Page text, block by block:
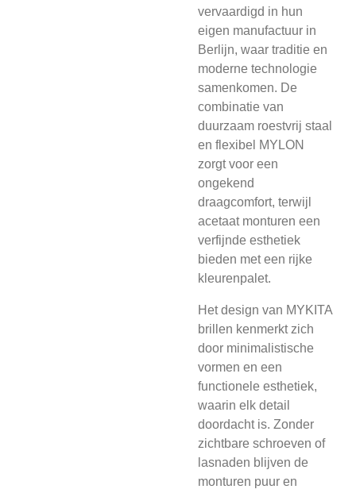
vervaardigd in hun
eigen manufactuur in
Berlijn, waar traditie en
moderne technologie
samenkomen. De
combinatie van
duurzaam roestvrij staal
en flexibel MYLON
zorgt voor een
ongekend
draagcomfort, terwijl
acetaat monturen een
verfijnde esthetiek
bieden met een rijke
kleurenpalet.
Het design van MYKITA
brillen kenmerkt zich
door minimalistische
vormen en een
functionele esthetiek,
waarin elk detail
doordacht is. Zonder
zichtbare schroeven of
lasnaden blijven de
monturen puur en